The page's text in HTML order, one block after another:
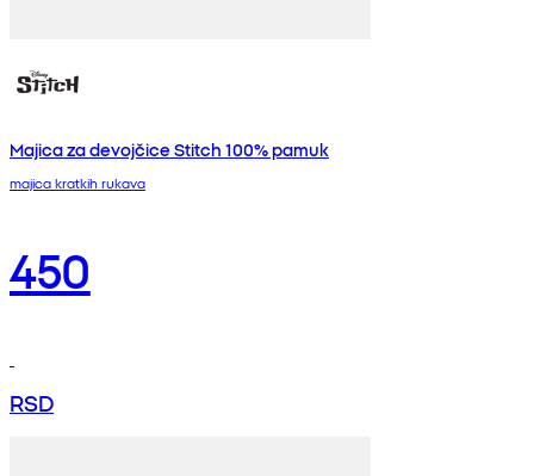
Majica za devojčice Stitch 100% pamuk
majica kratkih rukava
450
RSD